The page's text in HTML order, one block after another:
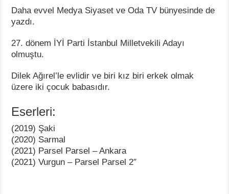
Daha evvel Medya Siyaset ve Oda TV bünyesinde de
yazdı.
27. dönem İYİ Parti İstanbul Milletvekili Adayı
olmuştu.
Dilek Ağırel’le evlidir ve biri kız biri erkek olmak
üzere iki çocuk babasıdır.
Eserleri:
(2019) Şaki
(2020) Sarmal
(2021) Parsel Parsel – Ankara
(2021) Vurgun – Parsel Parsel 2″